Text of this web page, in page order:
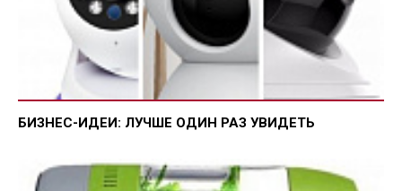
БИЗНЕС-ИДЕИ: ЛУЧШЕ ОДИН РАЗ УВИДЕТЬ